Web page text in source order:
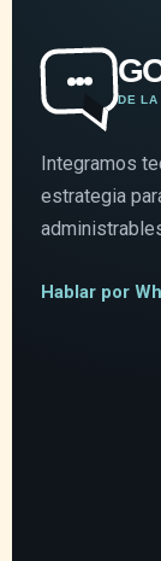
DE LA
Integramos
estrategia
Hablar por